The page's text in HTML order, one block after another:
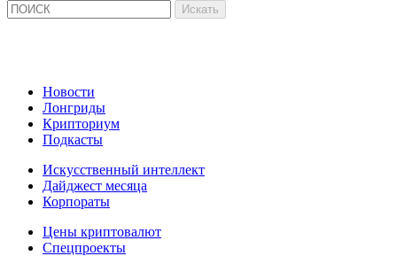
Новости
Лонгриды
Крипториум
Подкасты
Искусственный интеллект
Дайджест месяца
Корпораты
Цены криптовалют
Спецпроекты